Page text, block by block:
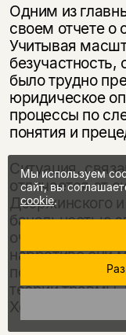
Одним из
своем отчете о
Учитывая
было трудно
юридическое
процессы по
понятия и
Ситуация,
отличается от
Дзержинского
банальностью
очертить эти
нарративе они
постсоветской
теории травмы,
Холокоста.
Мы используем
сайт, вы
cookie.